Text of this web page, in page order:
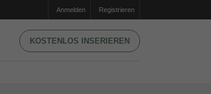
Anmelden Registrieren
KOSTENLOS INSERIEREN